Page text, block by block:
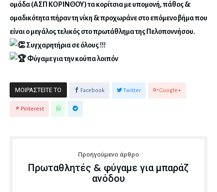
ομάδα (ΑΣΠ ΚΟΡΙΝΘΟΥ) τα κορίτσια με υπομονή, πάθος &
ομαδικότητα πήραν τη νίκη & προχωράνε στο επόμενο βήμα που
είναι ο μεγάλος τελικός στο πρωτάθλημα της Πελοποννήσου.
Συγχαρητήρια σε όλους !!!
Φύγαμε για την κούπα λοιπόν
ΜΟΙΡΑΣΤΕΊΤΕ ΤΟ Facebook Twitter Google+
Pinterest
Προηγούμενο άρθρο
Πρωταθλητές & φύγαμε για μπαράζ
ανόδου